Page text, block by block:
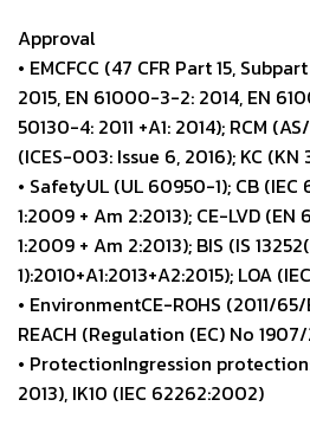
Approval
• EMCFCC (47 CFR Part 15,
2015, EN 61000-3-2: 2014, EN
50130-4: 2011 +A1: 2014); RCM
(ICES-003: Issue 6, 2016); KC (KN
• SafetyUL (UL 60950-1); CB
1:2009 + Am 2:2013); CE-LVD
1:2009 + Am 2:2013); BIS (IS
1):2010+A1:2013+A2:2015); LOA
• EnvironmentCE-ROHS (2011/65/
REACH (Regulation (EC) No
• ProtectionIngression
2013), IK10 (IEC 62262:2002)